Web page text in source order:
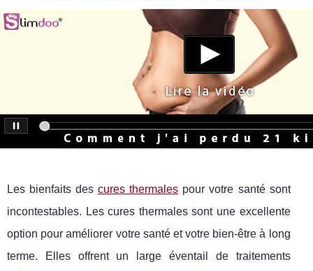
Les bienfaits descures thermales pour votre santé sont
incontestables. Les cures thermales sont une excellente
option pour améliorer votre santé et votre bien-être à long
terme. Elles offrent un large éventail de traitements